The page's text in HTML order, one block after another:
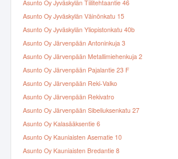
Asunto Oy Jyväskylän Tiilitehtaantie 46
Asunto Oy Jyväskylän Väinönkatu 15
Asunto Oy Jyväskylän Yliopistonkatu 40b
Asunto Oy Järvenpään Antoninkuja 3
Asunto Oy Järvenpään Metallimiehenkuja 2
Asunto Oy Järvenpään Pajalantie 23 F
Asunto Oy Järvenpään Reki-Valko
Asunto Oy Järvenpään Rekivatro
Asunto Oy Järvenpään Sibeliuksenkatu 27
Asunto Oy Kalasääksentie 6
Asunto Oy Kauniaisten Asematie 10
Asunto Oy Kauniaisten Bredantie 8